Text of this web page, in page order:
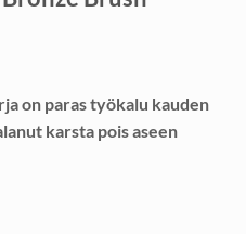
on paras työkalu kauden
karsta pois aseen